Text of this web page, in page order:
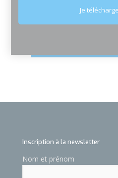
Inscription à la newsletter
Nom et prénom